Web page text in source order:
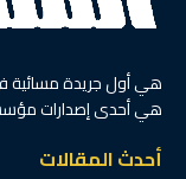
هي أحدى إصدارات
أحدث المقالات